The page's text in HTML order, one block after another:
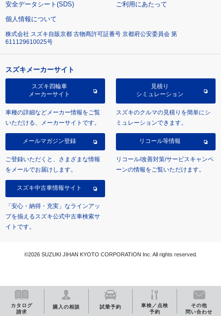
カタログ
請求
購入の相談 試乗予約
車検／点検
予約
その他
問い合わせ
安全データシート(SDS)
ご利用にあたって
個人情報について
株式会社 スズキ自販京都 古物商許可証番号 京都府公安委員会 第
611129610025号
スズキメーカーサイト
スズキ四輪車
メーカーサイト
車種の詳細などメーカー情報をご覧
いただける、メーカーサイトです。
見積り
シミュレーション
スズキのクルマの見積りを簡単にシ
ミュレーションできます。
メールマガジン登録
ご登録いただくと、さまざまな情報
をメールでお届けします。
リコール等情報
リコール/改善対策/サービスキャンペ
ーンの情報をご覧いただけます。
スズキ中古車情報サイト
「安心・納得・充実」なラインアッ
プを揃えるスズキ公式中古車検索サ
イトです。
©2026 SUZUKI JIHAN KYOTO CORPORATION Inc. All rights reserved.